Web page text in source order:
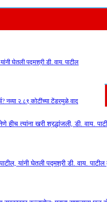
घेतली पद्मश्री डी. वाय. पाटील
नव्या २.८९ कोटींच्या टेंडरमुळे वाद
हीच त्यांना खरी श्रद्धांजली, डी. वाय.
यांनी घेतली पद्मश्री डी. वाय.